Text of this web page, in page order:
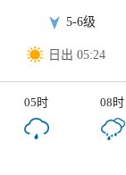
5-6级
日出 05:24
05时 08时